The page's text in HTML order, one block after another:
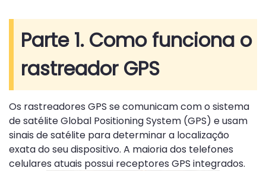
Parte 1. Como funciona o
rastreador GPS
Os rastreadores GPS se comunicam com o sistema
de satélite Global Positioning System (GPS) e usam
sinais de satélite para determinar a localização
exata do seu dispositivo. A maioria dos telefones
celulares atuais possui receptores GPS integrados.